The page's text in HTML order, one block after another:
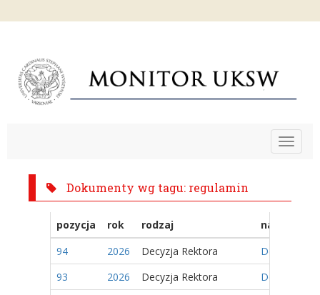
Toggle
Dokumenty wg tagu: regulamin
pozycja rok rodzaj
nazwa
94
2026 Decyzja Rektora
Decyzja Nr
93
2026 Decyzja Rektora
Decyzja Nr